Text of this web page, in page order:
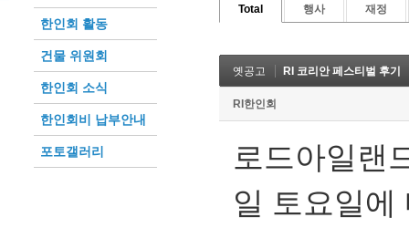
한인회 활동
건물 위원회
한인회 소식
한인회비 납부안내
포토갤러리
Total 행사 재정
옛공고 RI 코리안 페스티벌 후기
RI한인회
로드아일
일 토요일에